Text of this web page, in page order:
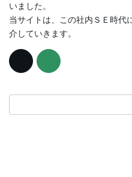
いました。
当サイトは、この社内ＳＥ時代
介していきます。